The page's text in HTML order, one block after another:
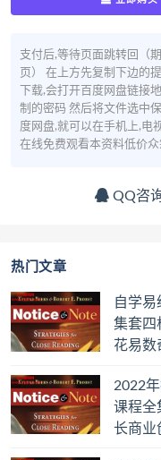
支付后,等待页面跳转回（
页） 在上方先复制下边的
下载,会打开百度网盘链接
制的密码 然后将文件选中
度网盘,就可以在手机上,电
在线免费观看本资料低价
QQ咨
热门文章
自学
集套四
花易数
日罗盘
盘会员
2022
课程全
长商业